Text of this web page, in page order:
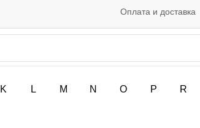
Оплата и доставка
K L M N O P R